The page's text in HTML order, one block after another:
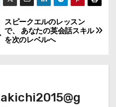
スピークエルのレッスン
で、 あなたの英会話スキル
を次のレベルへ